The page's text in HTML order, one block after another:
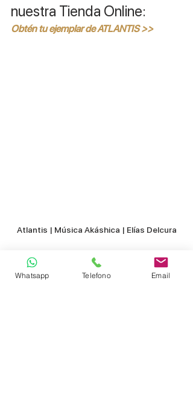
nuestra Tienda Online:
Obtén tu ejemplar de ATLANTIS >>
Atlantis | Música Akáshica | Elías Delcura
Música Akáshica
Whatsapp Telefono Email